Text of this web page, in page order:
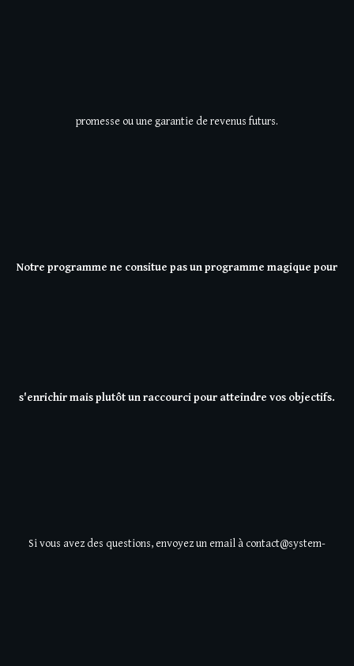
promesse ou une garantie de revenus futurs.
Notre programme ne consitue pas un programme magique pour
s'enrichir mais plutôt un raccourci pour atteindre vos objectifs.
Si vous avez des questions, envoyez un email à contact@system-